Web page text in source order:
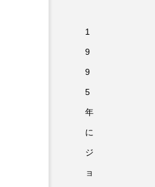
1
9
9
5
年
に
ジ
ョ